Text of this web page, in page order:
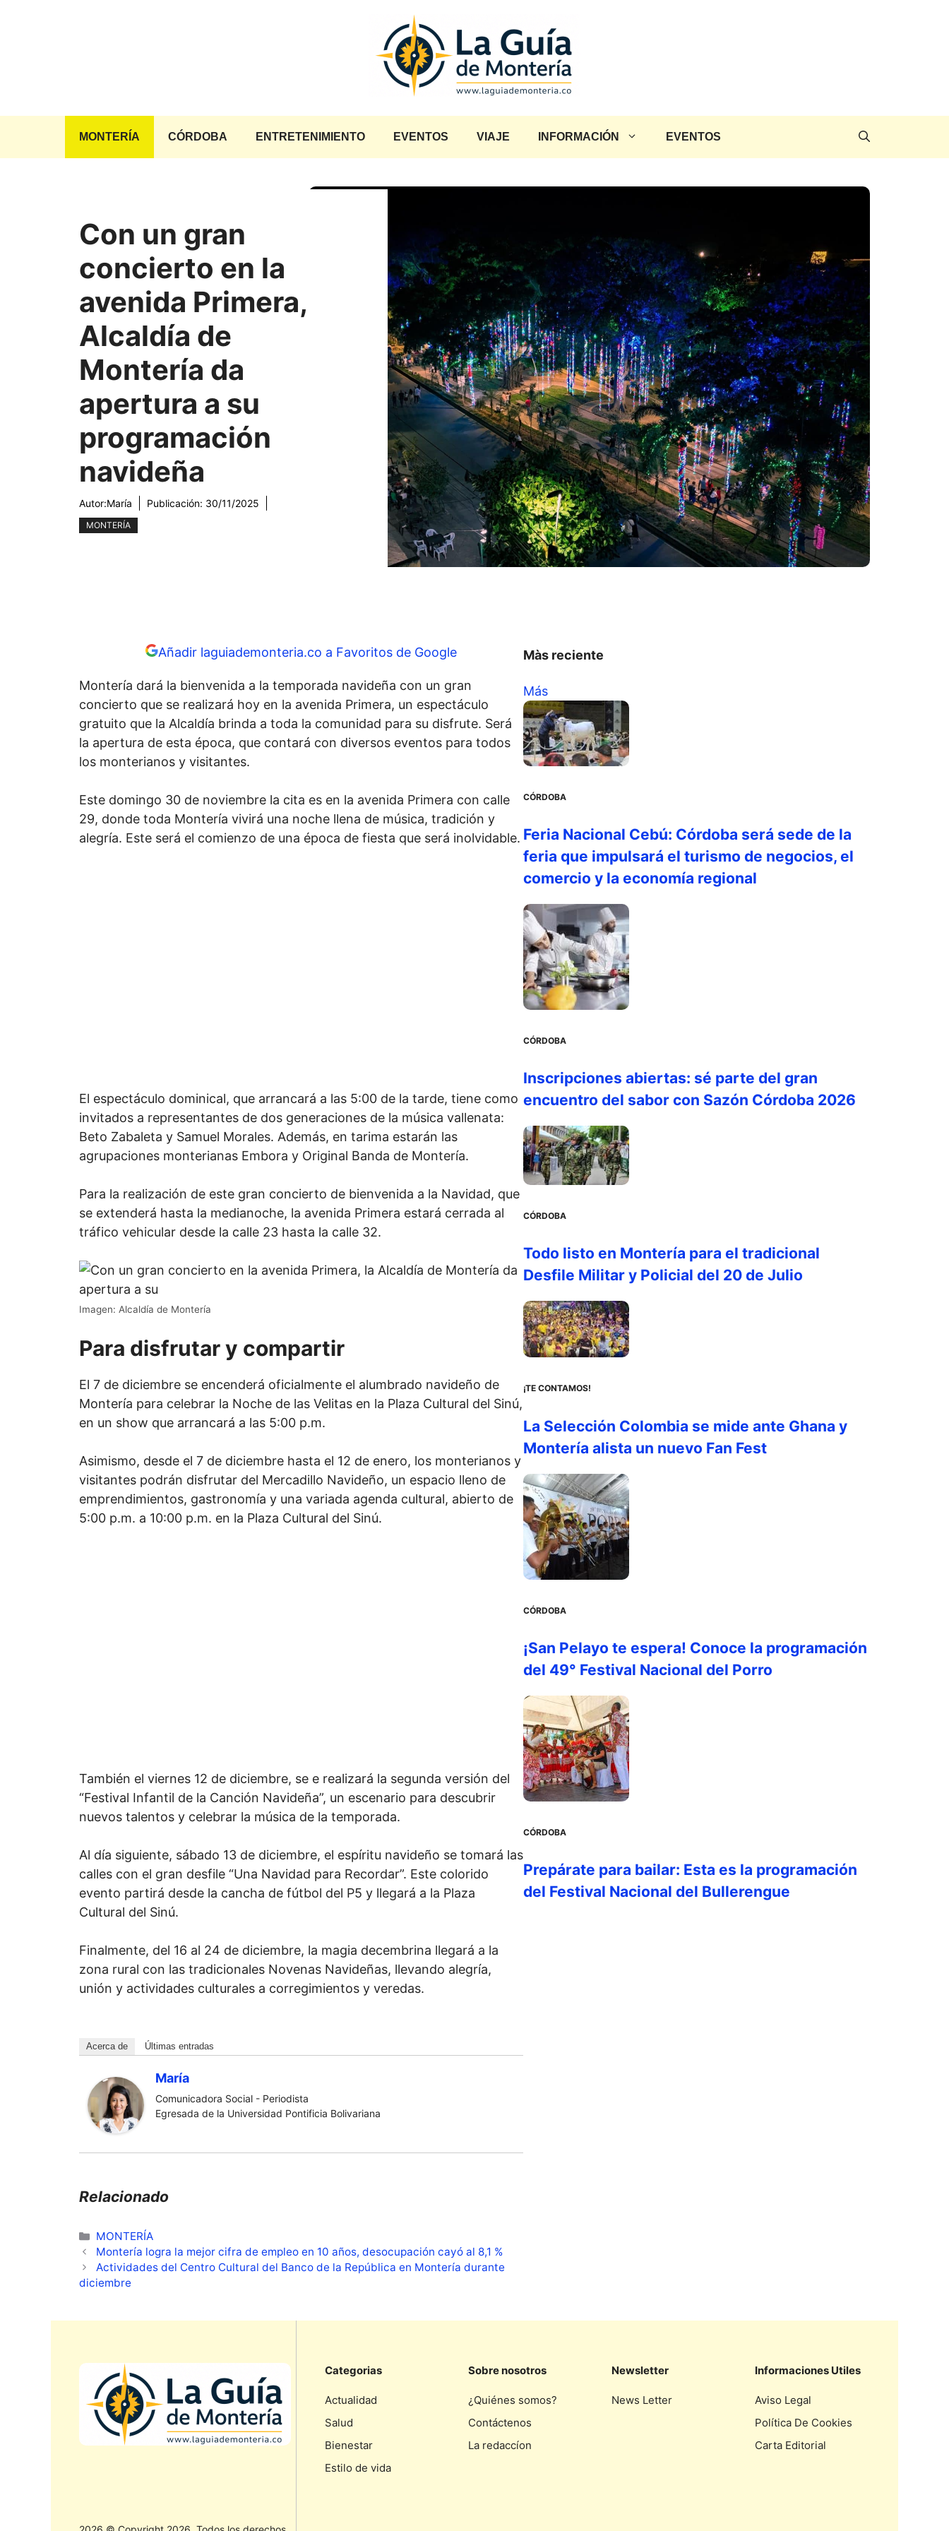
MONTERÍA CÓRDOBA ENTRETENIMIENTO EVENTOS VIAJE INFORMACIÓN EVENTOS
Con un gran
concierto en la
avenida Primera,
Alcaldía de
Montería da
apertura a su
programación
navideña
Autor:María Publicación: 30/11/2025
MONTERÍA
Añadir laguiademonteria.co a Favoritos de Google
Montería dará la bienvenida a la temporada navideña con un gran
concierto que se realizará hoy en la avenida Primera, un espectáculo
gratuito que la Alcaldía brinda a toda la comunidad para su disfrute. Será
la apertura de esta época, que contará con diversos eventos para todos
los monterianos y visitantes.
Este domingo 30 de noviembre la cita es en la avenida Primera con calle
29, donde toda Montería vivirá una noche llena de música, tradición y
alegría. Este será el comienzo de una época de fiesta que será inolvidable.
El espectáculo dominical, que arrancará a las 5:00 de la tarde, tiene como
invitados a representantes de dos generaciones de la música vallenata:
Beto Zabaleta y Samuel Morales. Además, en tarima estarán las
agrupaciones monterianas Embora y Original Banda de Montería.
Para la realización de este gran concierto de bienvenida a la Navidad, que
se extenderá hasta la medianoche, la avenida Primera estará cerrada al
tráfico vehicular desde la calle 23 hasta la calle 32.
Imagen: Alcaldía de Montería
Para disfrutar y compartir
El 7 de diciembre se encenderá oficialmente el alumbrado navideño de
Montería para celebrar la Noche de las Velitas en la Plaza Cultural del Sinú,
en un show que arrancará a las 5:00 p.m.
Asimismo, desde el 7 de diciembre hasta el 12 de enero, los monterianos y
visitantes podrán disfrutar del Mercadillo Navideño, un espacio lleno de
emprendimientos, gastronomía y una variada agenda cultural, abierto de
5:00 p.m. a 10:00 p.m. en la Plaza Cultural del Sinú.
También el viernes 12 de diciembre, se e realizará la segunda versión del
“Festival Infantil de la Canción Navideña”, un escenario para descubrir
nuevos talentos y celebrar la música de la temporada.
Al día siguiente, sábado 13 de diciembre, el espíritu navideño se tomará las
calles con el gran desfile “Una Navidad para Recordar”. Este colorido
evento partirá desde la cancha de fútbol del P5 y llegará a la Plaza
Cultural del Sinú.
Finalmente, del 16 al 24 de diciembre, la magia decembrina llegará a la
zona rural con las tradicionales Novenas Navideñas, llevando alegría,
unión y actividades culturales a corregimientos y veredas.
Acerca de Últimas entradas
María
Comunicadora Social - Periodista
Egresada de la Universidad Pontificia Bolivariana
Relacionado
Categorías
MONTERÍA
Montería logra la mejor cifra de empleo en 10 años, desocupación cayó al 8,1 %
Actividades del Centro Cultural del Banco de la República en Montería durante
diciembre
Màs reciente
Más
CÓRDOBA
Feria Nacional Cebú: Córdoba será sede de la
feria que impulsará el turismo de negocios, el
comercio y la economía regional
CÓRDOBA
Inscripciones abiertas: sé parte del gran
encuentro del sabor con Sazón Córdoba 2026
CÓRDOBA
Todo listo en Montería para el tradicional
Desfile Militar y Policial del 20 de Julio
¡TE CONTAMOS!
La Selección Colombia se mide ante Ghana y
Montería alista un nuevo Fan Fest
CÓRDOBA
¡San Pelayo te espera! Conoce la programación
del 49° Festival Nacional del Porro
CÓRDOBA
Prepárate para bailar: Esta es la programación
del Festival Nacional del Bullerengue
Categorias
Actualidad
Salud
Bienestar
Estilo de vida
Sobre nosotros
¿Quiénes somos?
Contáctenos
La redaccíon
Newsletter
News Letter
Informaciones Utiles
Aviso Legal
Política De Cookies
Carta Editorial